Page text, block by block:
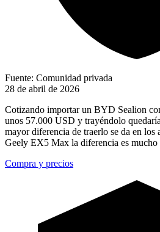
Fuente: Comunidad privada
28 de abril de 2026
Cotizando importar un BYD Sealion
unos 57.000 USD y trayéndolo
mayor diferencia de traerlo se da en los
Geely EX5 Max la diferencia es mucho
Compra y precios